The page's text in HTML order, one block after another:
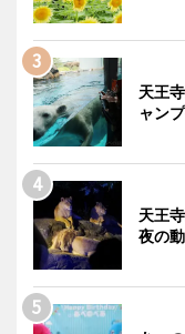
天王
ャン
天王
夜の